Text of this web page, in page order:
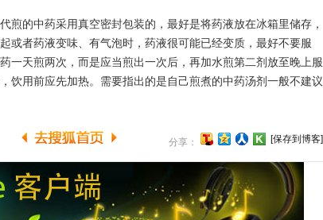
的中药采用真空密封包装的，最好是将药液放在冰箱里储存，
或者药液变味、有气泡时，药液很可能已经变质，最好不要服
一天煎两次，而是应当煎出一次后，再加水煎第二剂放至晚上服
饮用前应先加热。需要指出的是自己煎煮的中药汤剂一般不建议
分享： [保存到博客]